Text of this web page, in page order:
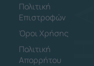
Πολιτική
Επιστροφών
Όροι Χρήσης
Πολιτική
Απορρήτου